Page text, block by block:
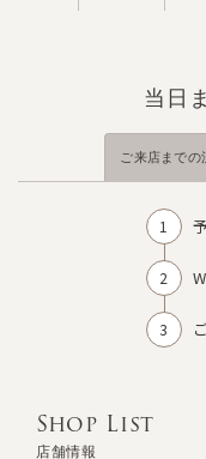
当日
ご来店までの
Shop List
店舗情報